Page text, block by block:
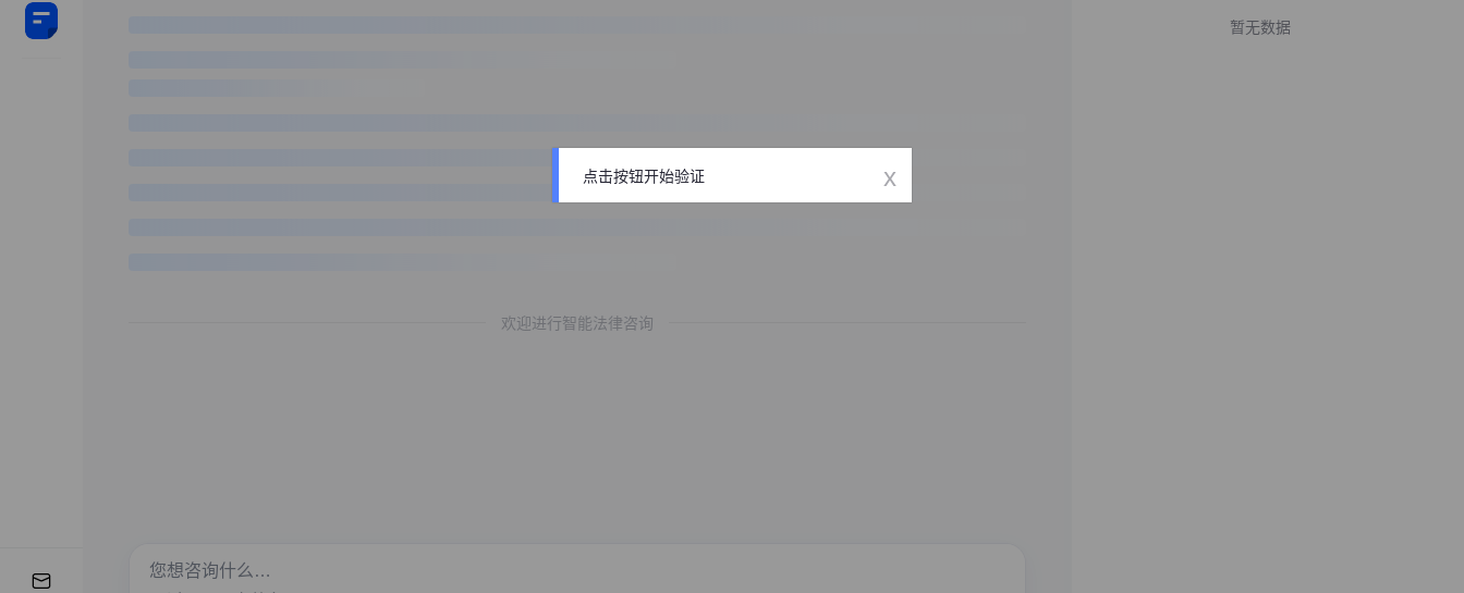
欢迎进行智能法律咨询
暂无数据
点击按钮开始验证 x